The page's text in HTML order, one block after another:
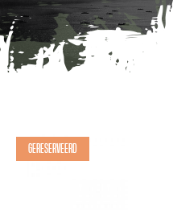
Gereserveerd